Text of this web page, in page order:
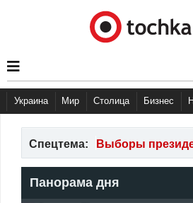
Украина Мир Столица Бизнес
Спецтема: Выборы
Панорама дня